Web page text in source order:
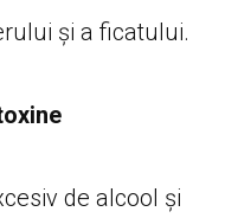
și a ficatului.
de alcool și